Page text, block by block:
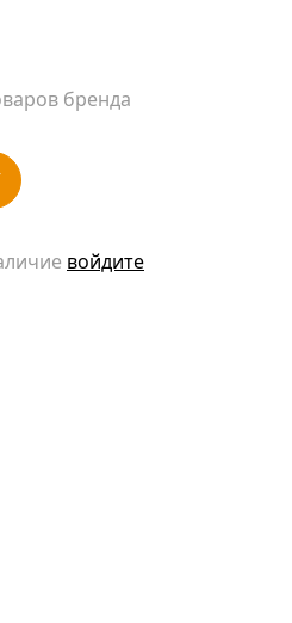
бренда
войдите